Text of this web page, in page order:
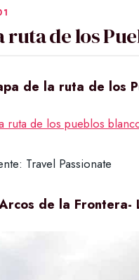
ruta de los
de la ruta de los
Travel Passionate
de la Frontera-